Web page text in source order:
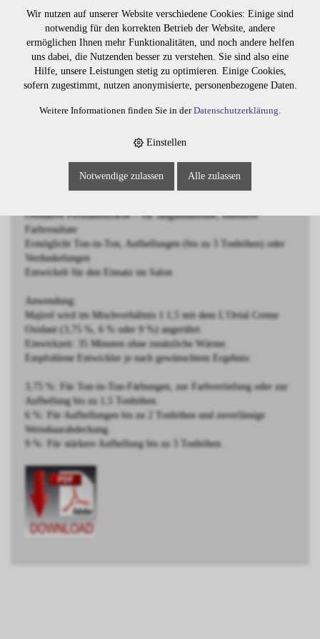
BESCHREIBUNG
Majirel 8.3 Hellblond Gold
Majirel ist eine hochwertige oxidative Haarfarbe von L'Oréal
Professionnel, die für intensive Farbergebnisse und langanhaltende
pflegende Schönheitscreme und enthält die exklusiven Wirkstoffe
stärken und schützen. Das Ergebnis: gleichmässige, leuchtende
Oxidative Permanentfarbe – für langanhaltende, intensive
Farbresultate
Ermöglicht Ton-in-Ton, Aufhellungen (bis zu 3 Tonhöhen) oder
Verdunkelungen
Entwickelt für den Einsatz im Salon
Anwendung:
Majirel wird im Mischverhältnis 1:1,5 mit dem L'Oréal Creme
Oxidant (3,75 %, 6 % oder 9 %) angerührt.
Einwirkzeit: 35 Minuten ohne zusätzliche Wärme.
Empfohlene Entwickler je nach gewünschtem Ergebnis:
3,75 %: Für Ton-in-Ton-Färbungen, zur Farbvertiefung oder zur
Aufhellung bis zu 1,5 Tonhöhen.
6 %: Für Aufhellungen bis zu 2 Tonhöhen und zuverlässige
Weisshaarabdeckung.
9 %: Für stärkere Aufhellung bis zu 3 Tonhöhen.
Wir nutzen auf unserer Website verschiedene Cookies: Einige sind
notwendig für den korrekten Betrieb der Website, andere
ermöglichen Ihnen mehr Funktionalitäten, und noch andere helfen
uns dabei, die Nutzenden besser zu verstehen. Sie sind also eine
Hilfe, unsere Leistungen stetig zu optimieren. Einige Cookies,
sofern zugestimmt, nutzen anonymisierte, personenbezogene Daten.
Weitere Informationen finden Sie in derDatenschutzerklärung.
Einstellen
Notwendige zulassen Alle zulassen